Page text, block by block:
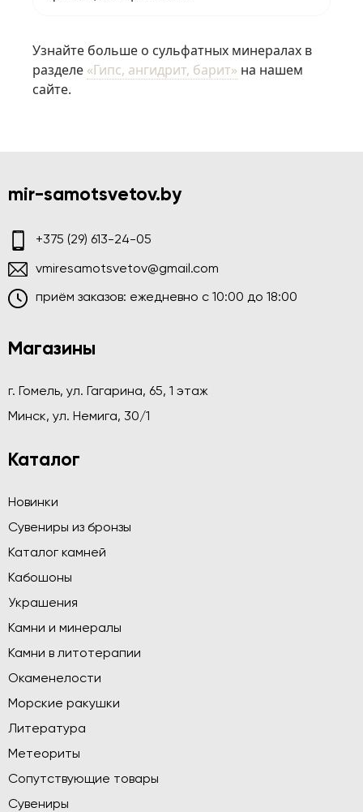
Узнайте больше о сульфатных минералах в
разделе «Гипс, ангидрит, барит» на нашем
сайте.
mir-samotsvetov.by
+375 (29) 613-24-05
vmiresamotsvetov@gmail.com
приём заказов: ежедневно c 10:00 до 18:00
Магазины
г. Гомель, ул. Гагарина, 65, 1 этаж
Минск, ул. Немига, 30/1
Каталог
Новинки
Сувениры из бронзы
Каталог камней
Кабошоны
Украшения
Камни и минералы
Камни в литотерапии
Окаменелости
Морские ракушки
Литература
Метеориты
Сопутствующие товары
Сувениры